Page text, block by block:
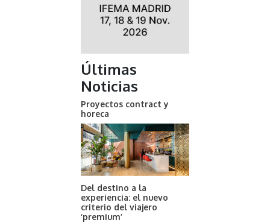
Últimas
Noticias
Proyectos contract y
horeca
Del destino a la
experiencia: el nuevo
criterio del viajero
‘premium’